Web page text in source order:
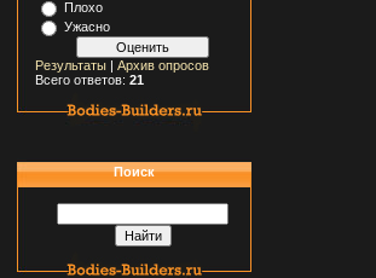
Плохо
Ужасно
Результаты| Архив опросов
Всего ответов: 21
Поиск